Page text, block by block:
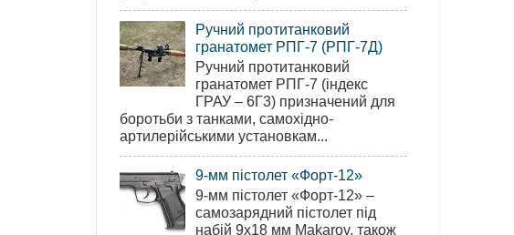
Ручний протитанковий
гранатомет РПГ-7 (РПГ-7Д)
Ручний протитанковий
гранатомет РПГ-7 (індекс
ГРАУ – 6Г3) призначений для
боротьби з танками, самохідно-
артилерійськими установкам...
9-мм пістолет «Форт-12»
9-мм пістолет «Форт-12» –
самозарядний пістолет під
набій 9х18 мм Makarov, також